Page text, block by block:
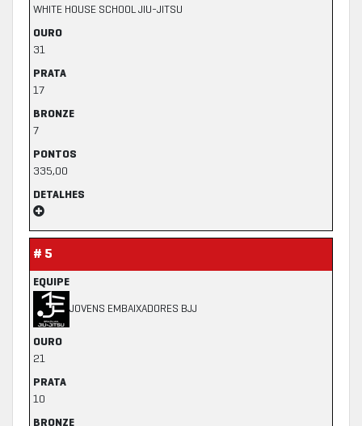
WHITE HOUSE SCHOOL JIU-JITSU
OURO
31
PRATA
17
BRONZE
7
PONTOS
335,00
DETALHES
# 5
EQUIPE
JOVENS EMBAIXADORES BJJ
OURO
21
PRATA
10
BRONZE